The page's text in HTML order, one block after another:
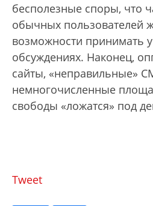
бесполезные споры, что
обычных пользователей
возможности принимать
обсуждениях. Наконец,
сайты, «неправильные»
немногочисленные
свободы «ложатся» под
Tweet